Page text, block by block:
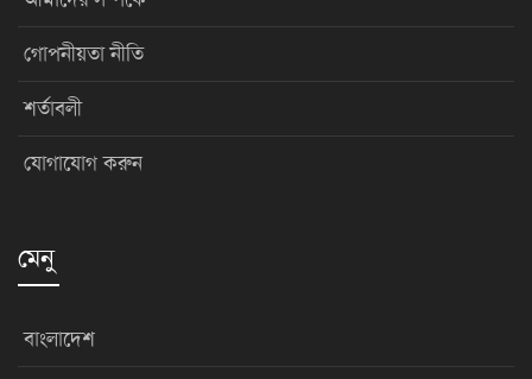
গোপনীয়তা নীতি
শর্তাবলী
যোগাযোগ করুন
মেনু
বাংলাদেশ